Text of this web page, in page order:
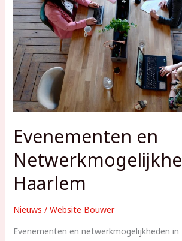
Evenementen en
Haarlem
Nieuws / Website Bouwer
Evenementen en netwerkmogelijkheden in